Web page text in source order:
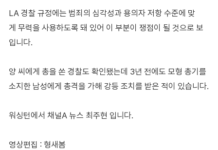
LA 경찰 규정에는 범죄의 심각성과 용의자 저항 수준에 맞
게 무력을 사용하도록 돼 있어 이 부분이 쟁점이 될 것으로 보
입니다.
양 씨에게 총을 쏜 경찰도 확인됐는데 3년 전에도 모형 총기를
소지한 남성에게 총격을 가해 강등 조치를 받은 적이 있습니다.
워싱턴에서 채널A 뉴스 최주현 입니다.
영상편집 : 형새봄